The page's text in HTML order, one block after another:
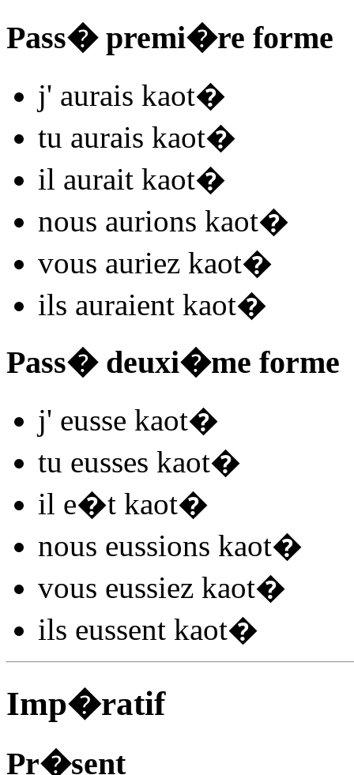
Pass� premi�re forme
j' aurais kaot�
tu aurais kaot�
il aurait kaot�
nous aurions kaot�
vous auriez kaot�
ils auraient kaot�
Pass� deuxi�me forme
j' eusse kaot�
tu eusses kaot�
il e�t kaot�
nous eussions kaot�
vous eussiez kaot�
ils eussent kaot�
Imp�ratif
Pr�sent